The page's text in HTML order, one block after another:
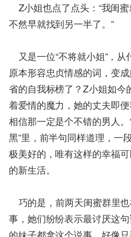
Z小姐也点了点头：“我闺蜜
不然早就找到另一半了。”
又是一位“不将就小姐”，从
原本形容忠贞情感的词，变
省的自我标榜了？Z小姐如今
着爱情的魔力，她的丈夫即
相信那一定是个不错的男人
黑”里，前半句同样道理，一
极美好的，唯有这样的幸福
的新生活。
巧的是，前两天闺蜜群里也
事，她们纷纷表示最讨厌这